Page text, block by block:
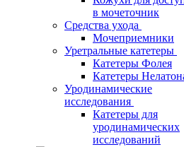
в мочеточник
Средства ухода
Мочеприемники
Уретральные катетеры
Катетеры Фолея
Катетеры
Уродинамические
исследования
Катетеры для
уродинамических
исследований